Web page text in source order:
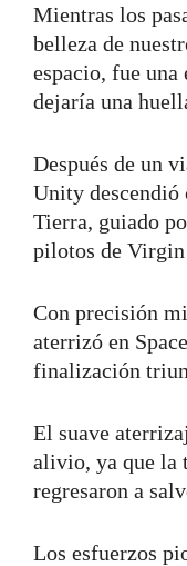
Mientras los
belleza de
espacio, fue una
dejaría una
Después de un
Unity descendió
Tierra, guiado
pilotos de
Con precisión
aterrizó en
finalización
El suave
alivio, ya que la
regresaron a
Los esfuerzos